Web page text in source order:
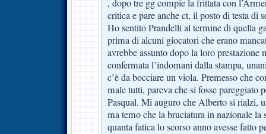
, dopo tre gg compie la frittata con
critica e pare anche ct, il posto di testa di
Ho sentito Prandelli al termine di quella
prima di alcuni giocatori che erano
avrebbe assunto dopo la loro prestazione
confermata l’indomani dalla stampa,
c’è da bocciare un viola. Premesso che
male tutti, pareva che si fosse pareggiato
Pasqual. Mi auguro che Alberto si rialzi,
ma temo che la bruciatura in nazionale la
quanta fatica lo scorso anno avesse fatto